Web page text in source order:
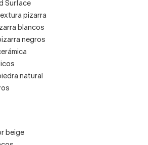
Surface
pizarra
blancos
negros
natural
beige